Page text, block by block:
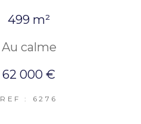
499 m²
Au calme
62 000 €
REF : 6276